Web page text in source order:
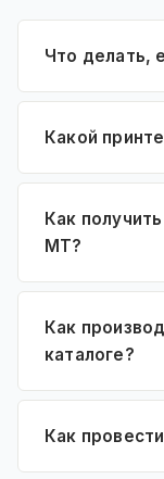
Что делать,
Какой
Как
МТ?
Как
каталоге?
Как